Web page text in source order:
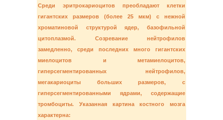
Среди эритрокариоцитов преобладают клетки
гигантских размеров (более 25 мкм) с нежной
хроматиновой структурой ядер, базофильной
цитоплазмой. Созревание нейтрофилов
замедленно, среди последних много гигантских
миелоцитов и метамиелоцитов,
гиперсегментированных нейтрофилов,
мегакариоциты больших размеров, с
гиперсегментированными ядрами, содержащие
тромбоциты. Указанная картина костного мозга
характерна: